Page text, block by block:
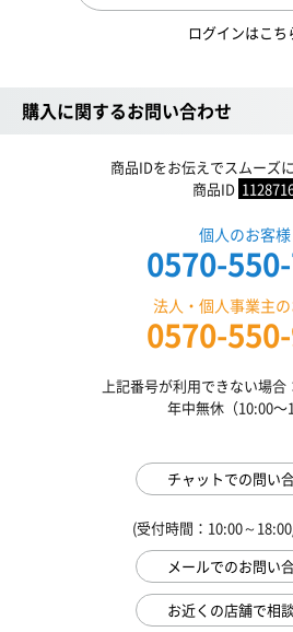
ログインはこち
購入に関するお問い合わせ
商品IDをお伝えでスムーズ
商品ID
個人のお客様
0570-
法人・個人事業主
0570-
上記番号が利用できない場
年中無休（10:00〜
チャットでの問い
(受付時間：10:00～
メールでのお問い
お近くの店舗で相